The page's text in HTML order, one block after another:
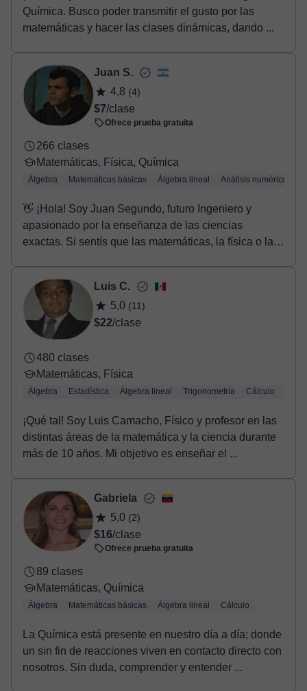
Química. Busco poder transmitir el gusto por las
matemáticas y hacer las clases dinámicas, dando ...
Juan S.
4,8 (4)
$7/clase
Ofrece prueba gratuita
266 clases
Matemáticas, Física, Química
Álgebra Matemáticas básicas Álgebra lineal Análisis numérico
👋 ¡Hola! Soy Juan Segundo, futuro Ingeniero y
apasionado por la enseñanza de las ciencias
exactas. Si sentís que las matemáticas, la física o la
Luis C.
5,0 (11)
$22/clase
480 clases
Matemáticas, Física
Álgebra Estadística Álgebra lineal Trigonometría Cálculo
¡Qué tal! Soy Luis Camacho, Físico y profesor en las
distintas áreas de la matemática y la ciencia durante
más de 10 años. Mi objetivo es enseñar el ...
Gabriela
5,0 (2)
$16/clase
Ofrece prueba gratuita
89 clases
Matemáticas, Química
Álgebra Matemáticas básicas Álgebra lineal Cálculo
La Química está presente en nuestro día a día; donde
un sin fin de reacciones viven en contacto directo con
nosotros. Sin duda, comprender y entender ...